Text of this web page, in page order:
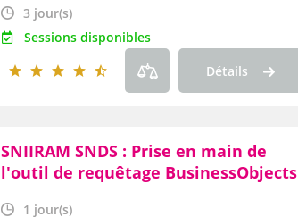
3 jour(s)
Sessions disponibles
Détails
SNIIRAM SNDS : Prise en main de
l'outil de requêtage BusinessObjects
1 jour(s)